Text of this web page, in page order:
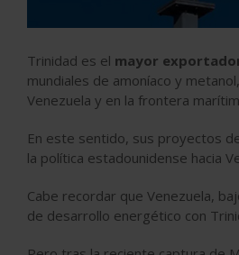
Trinidad es el mayor
mundiales de amoníaco y
Venezuela y en la frontera
En este sentido, sus proyectos
la política estadounidense hacia
Cabe recordar que Venezuela,
de desarrollo energético con